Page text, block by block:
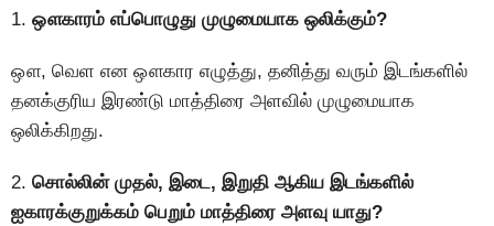
1. ஔகாரம் எப்பொழுது முழுமையாக ஒலிக்கும்?
ஔ, வெள என ஔகார எழுத்து, தனித்து வரும் இடங்களில்
தனக்குரிய இரண்டு மாத்திரை அளவில் முழுமையாக
ஒலிக்கிறது.
2. சொல்லின் முதல், இடை, இறுதி ஆகிய இடங்களில்
ஐகாரக்குறுக்கம் பெறும் மாத்திரை அளவு யாது?